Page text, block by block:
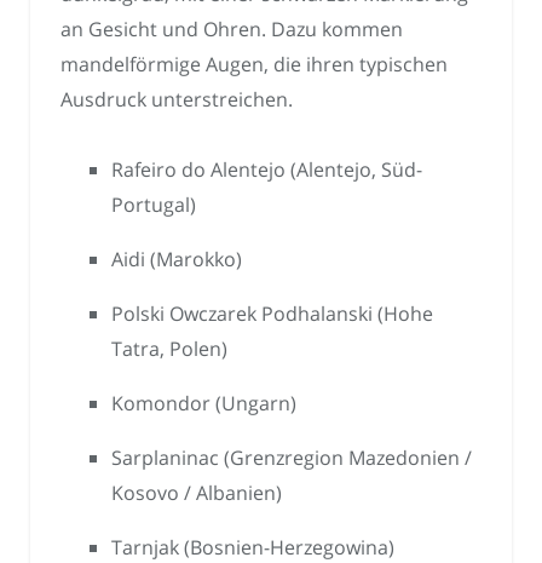
an Gesicht und Ohren. Dazu kommen
mandelförmige Augen, die ihren typischen
Ausdruck unterstreichen.
Rafeiro do Alentejo (Alentejo, Süd-
Portugal)
Aidi (Marokko)
Polski Owczarek Podhalanski (Hohe
Tatra, Polen)
Komondor (Ungarn)
Sarplaninac (Grenzregion Mazedonien /
Kosovo / Albanien)
Tarnjak (Bosnien-Herzegowina)